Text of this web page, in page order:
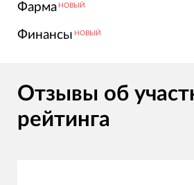
Фарма НОВЫЙ
Финансы НОВЫЙ
Отзывы об
рейтинга